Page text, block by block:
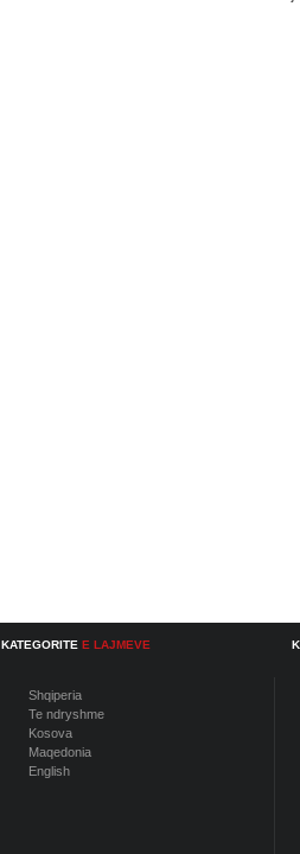
KATEGORITE E LAJMEVE
Shqiperia
Te ndryshme
Kosova
Maqedonia
English